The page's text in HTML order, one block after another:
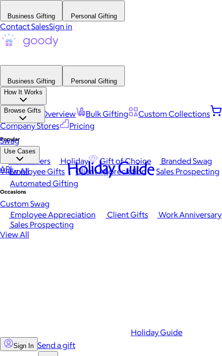
Business Gifting Personal Gifting
Contact SalesSign in
Business Gifting
Personal Gifting
How It Works
Platform Overview Bulk Gifting
Custom Collections
Company Stores
Pricing
Browse Gifts
Popular
Best Sellers Holiday Gift of Choice
Branded Swag
View All
Occasions
Employee Appreciation Client Gifts
Work Anniversary
Sales Prospecting
View All
Swag
Use Cases
Employee Gifts Client Appreciation
Sales Prospecting
Automated Gifting
Custom Swag
API Holiday Guide
Holiday Guide
Sign In Send a gift